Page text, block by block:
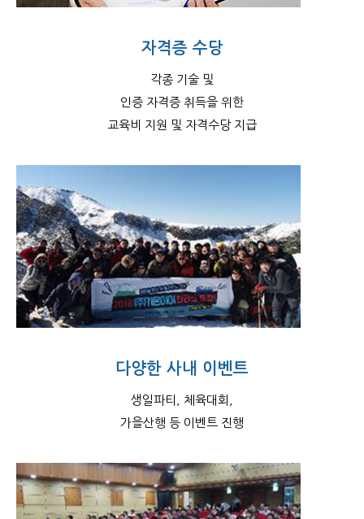
자격증 수당
각종 기술 및
인증 자격증 취득을 위한
교육비 지원 및 자격수당 지급
다양한 사내 이벤트
생일파티, 체육대회,
가을산행 등 이벤트 진행